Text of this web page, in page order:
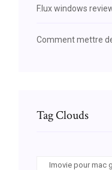
F.lux windows
Comment mettre
Tag Clouds
Imovie pour mac